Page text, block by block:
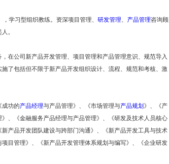
学习型组织教练。资深项目管理、 研发管理、 产品管理咨询顾
。
在公司新产品开发管理、项目管理和产品管理意识、规范导入
了包括但不限于新产品开发组织设计、流程、规范和考核、激
成功的产品经理与产品管理》、《市场管理与产品规划 》、《产
、《金融服务产品经理与产品管理》、《研发及技术人员核心
产品开发团队建设与跨部门沟通》、《新产品开发工具与技术
目管理》、《新产品开发管理体系规划与编写》、《企业研发